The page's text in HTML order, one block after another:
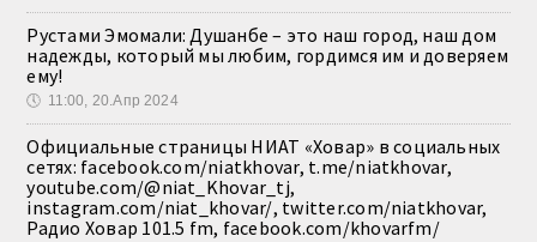
Рустами Эмомали: Душанбе – это наш город, наш дом
надежды, который мы любим, гордимся им и доверяем
ему!
🕔 11:00, 20.Апр 2024
Официальные страницы НИАТ «Ховар» в социальных
сетях: facebook.com/niatkhovar, t.me/niatkhovar,
youtube.com/@niat_Khovar_tj,
instagram.com/niat_khovar/, twitter.com/niatkhovar,
Радио Ховар 101.5 fm, facebook.com/khovarfm/